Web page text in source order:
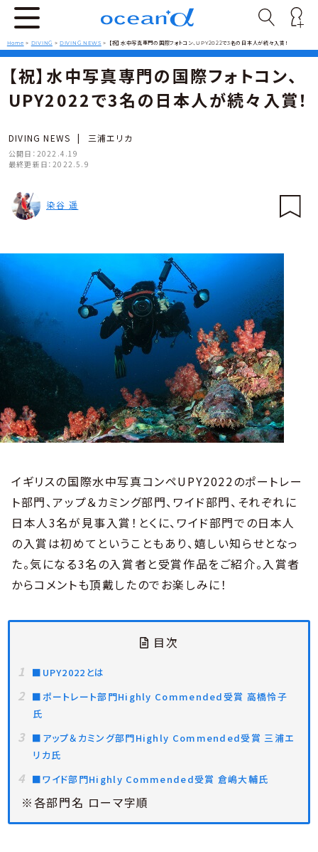
Home > DIVING >DIVING NEWS > 【祝】水中写真専門の国際フォトコン、UPY2022で3名の日本人が続々入賞！
【祝】水中写真専門の国際フォトコン、
UPY2022で3名の日本人が続々入賞！
DIVING NEWS | 三浦エリカ
公開日： 2022.4.19
最終更新日： 2022.5.9
染谷 遥
イギリスの国際水中写真コンペUPY2022のポートレー
ト部門、アップ＆カミング部門、ワイド部門、それぞれに
日本人3名が見事入賞！とくに、ワイド部門での日本人
の入賞は初めてということもあり、嬉しい知らせとなっ
た。気になる3名の入賞者と受賞作品をご紹介。入賞者
からコメントも頂戴したのでお楽しみに！
目次
■UPY2022とは
■ポートレート部門Highly Commended受賞 高橋怜子
氏
■アップ＆カミング部門Highly Commended受賞 三浦エ
リカ氏
■ワイド部門Highly Commended受賞 倉嶋大輔氏
※各部門名 ローマ字順